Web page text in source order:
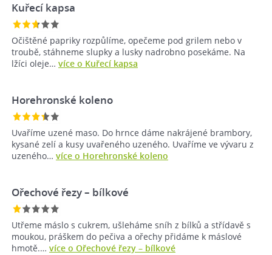
Kuřecí kapsa
Očištěné papriky rozpůlíme, opečeme pod grilem nebo v
troubě, stáhneme slupky a lusky nadrobno posekáme. Na
lžíci oleje… více o Kuřecí kapsa
Horehronské koleno
Uvaříme uzené maso. Do hrnce dáme nakrájené brambory,
kysané zelí a kusy uvařeného uzeného. Uvaříme ve vývaru z
uzeného… více o Horehronské koleno
Ořechové řezy – bílkové
Utřeme máslo s cukrem, ušleháme sníh z bílků a střídavě s
moukou, práškem do pečiva a ořechy přidáme k máslové
hmotě.… více o Ořechové řezy – bílkové